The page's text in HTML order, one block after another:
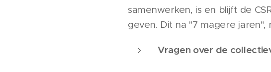
samenwerken, is en blijft de
geven. Dit na "7 magere
Vragen over de